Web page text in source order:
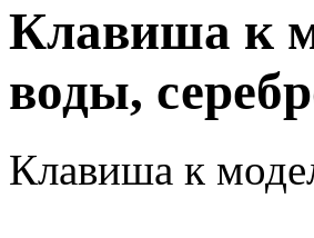
Клавиша к
воды,
Клавиша к